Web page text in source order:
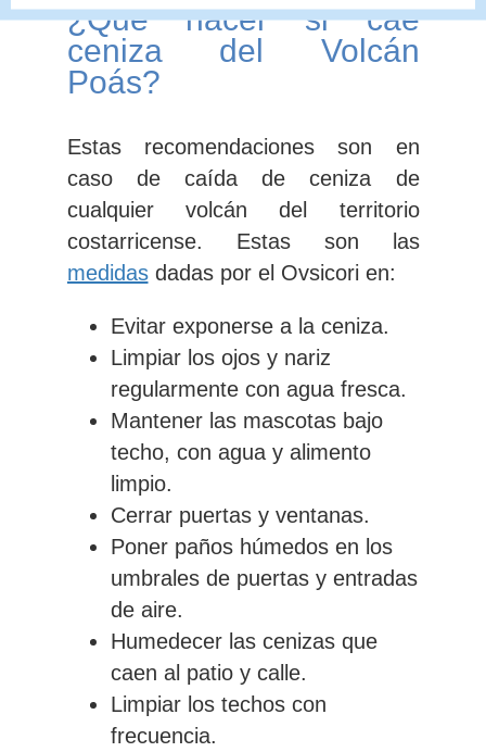
¿Qué hacer si cae
ceniza del Volcán
Poás?
Estas recomendaciones son en
caso de caída de ceniza de
cualquier volcán del territorio
costarricense. Estas son las
medidas dadas por el Ovsicori en:
Evitar exponerse a la ceniza.
Limpiar los ojos y nariz
regularmente con agua fresca.
Mantener las mascotas bajo
techo, con agua y alimento
limpio.
Cerrar puertas y ventanas.
Poner paños húmedos en los
umbrales de puertas y entradas
de aire.
Humedecer las cenizas que
caen al patio y calle.
Limpiar los techos con
frecuencia.